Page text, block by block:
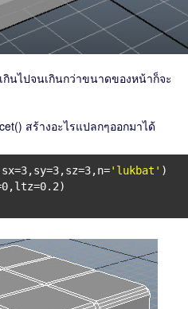
กินไปจนเกินกว่าขนาดของหน้าก็จะ
สร้างอะไรแปลกๆออกมาได้
'lukbat' )